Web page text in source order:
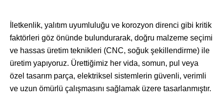
İletkenlik, yalıtım uyumluluğu ve korozyon direnci gibi kritik
faktörleri göz önünde bulundurarak, doğru malzeme seçimi
ve hassas üretim teknikleri (CNC, soğuk şekillendirme) ile
üretim yapıyoruz. Ürettiğimiz her vida, somun, pul veya
özel tasarım parça, elektriksel sistemlerin güvenli, verimli
ve uzun ömürlü çalışmasını sağlamak üzere tasarlanmıştır.